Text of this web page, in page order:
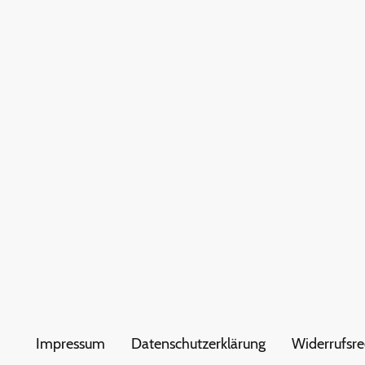
Impressum Datenschutzerklärung